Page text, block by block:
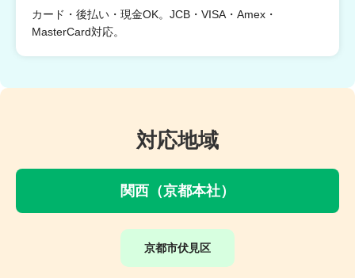
カード・後払い・現金OK。JCB・VISA・Amex・
MasterCard対応。
対応地域
関西（京都本社）
京都市伏見区